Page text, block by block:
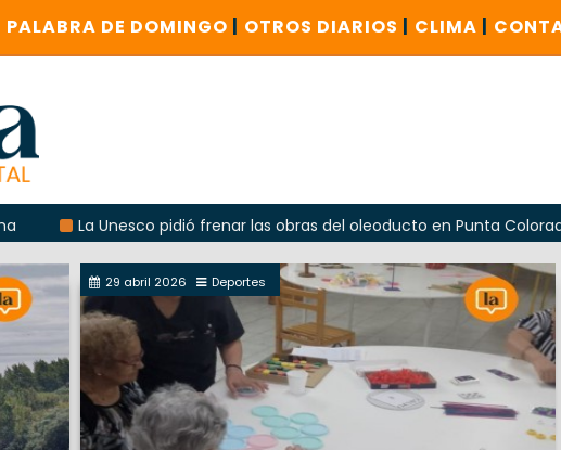
PALABRA DE DOMINGO | OTROS DIARIOS | CLIMA |
La Unesco pidió frenar las obras del oleoducto en Punta Colorada
29 abril 2026 Deportes